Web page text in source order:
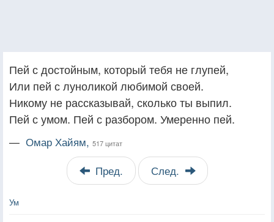
Пей с достойным, который тебя не глупей,
Или пей с луноликой любимой своей.
Никому не рассказывай, сколько ты выпил.
Пей с умом. Пей с разбором. Умеренно пей.
— Омар Хайям, 517 цитат
Пред. След.
Ум